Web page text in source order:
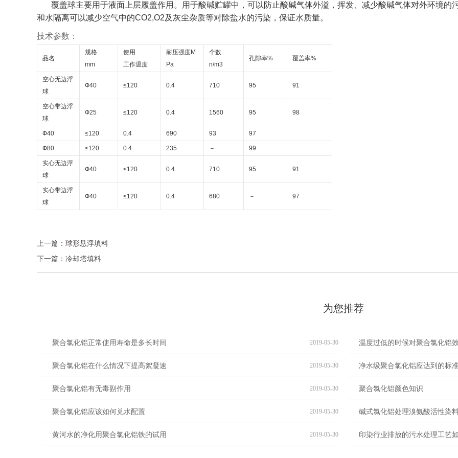
覆盖球主要用于液面上层履盖作用。用于酸碱贮罐中，可以防止酸碱气体外溢，挥发、减少酸碱气体对外环境的
和水隔离可以减少空气中的CO2,O2及灰尘杂质等对除盐水的污染，保证水质量。
技术参数：
品名
规格
mm
使用
工作温度
耐压强度M
Pa
个数
n/m3
孔隙率% 覆盖率%
空心无边浮
球
Ф40 ≤120 0.4 710 95 91
空心带边浮
球
Ф25 ≤120 0.4 1560 95 98
Ф40 ≤120 0.4 690 93 97
Ф80 ≤120 0.4 235 － 99
实心无边浮
球
Ф40 ≤120 0.4 710 95 91
实心带边浮
球
Ф40 ≤120 0.4 680 － 97
上一篇： 球形悬浮填料
下一篇： 冷却塔填料
为您推荐
聚合氯化铝正常使用寿命是多长时间 2019-05-30 温度过低的时候对聚合氯化铝
聚合氯化铝在什么情况下提高絮凝速 2019-05-30 净水级聚合氯化铝应达到的标
聚合氯化铝有无毒副作用 2019-05-30 聚合氯化铝颜色知识
聚合氯化铝应该如何兑水配置 2019-05-30 碱式氯化铝处理溴氨酸活性染
黄河水的净化用聚合氯化铝铁的试用 2019-05-30 印染行业排放的污水处理工艺